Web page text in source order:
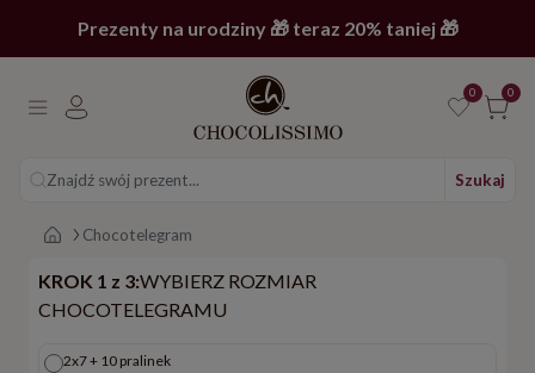
Prezenty na urodziny 🎁 teraz 20% taniej 🎁
0 0
Znajdź swój prezent... Szukaj
Strona główna
Chocotelegram
KROK 1 z 3:WYBIERZ ROZMIAR
CHOCOTELEGRAMU
2x7 + 10 pralinek